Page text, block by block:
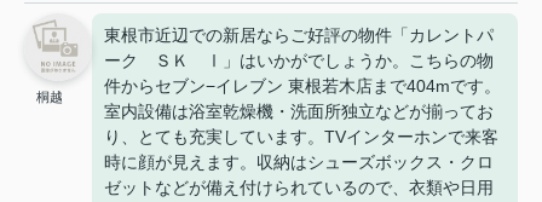
桐越
東根市近辺での新居ならご好評の物件「カレントパ
ーク ＳＫ Ⅰ」はいかがでしょうか。こちらの物
件からセブン−イレブン 東根若木店まで404mです。
室内設備は浴室乾燥機・洗面所独立などが揃ってお
り、とても充実しています。TVインターホンで来客
時に顔が見えます。収納はシューズボックス・クロ
ゼットなどが備え付けられているので、衣類や日用